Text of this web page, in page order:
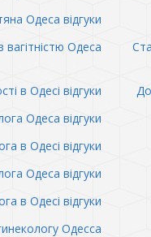
Одеса відгуки
вагітністю Одеса
в Одесі відгуки
Одеса відгуки
в Одесі відгуки
Одеса відгуки
в Одесі відгуки
Одесса